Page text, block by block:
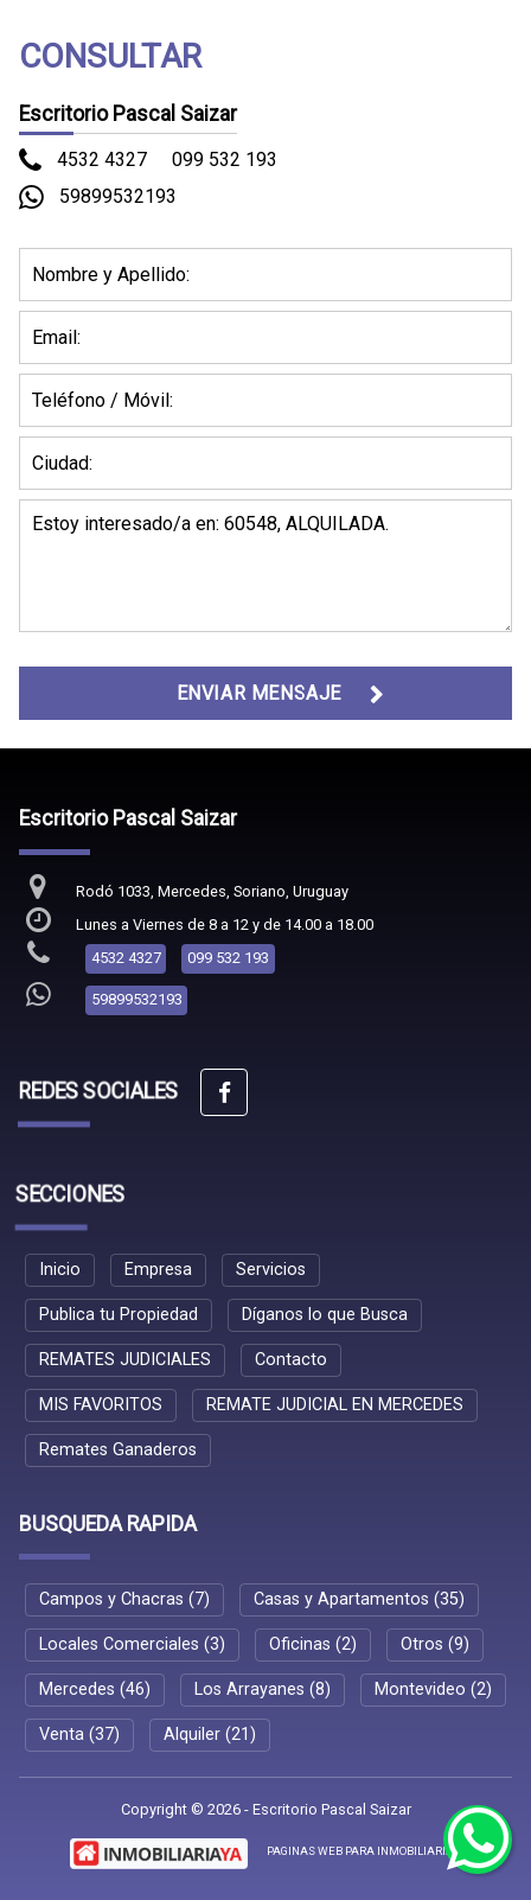
CONSULTAR
Escritorio Pascal Saizar
4532 4327
099 532 193
59899532193
ENVIAR MENSAJE
Escritorio Pascal Saizar
Rodó 1033, Mercedes, Soriano, Uruguay
Lunes a Viernes de 8 a 12 y de 14.00 a 18.00
4532 4327
099 532 193
59899532193
REDES SOCIALES
SECCIONES
Inicio Empresa Servicios
Publica tu Propiedad Díganos lo que Busca
REMATES JUDICIALES Contacto
MIS FAVORITOS REMATE JUDICIAL EN MERCEDES
Remates Ganaderos
BUSQUEDA RAPIDA
Campos y Chacras (7) Casas y Apartamentos (35)
Locales Comerciales (3) Oficinas (2) Otros (9)
Mercedes (46) Los Arrayanes (8) Montevideo (2)
Venta (37) Alquiler (21)
Copyright © 2026 - Escritorio Pascal Saizar
PAGINAS WEB PARA INMOBILIARIAS